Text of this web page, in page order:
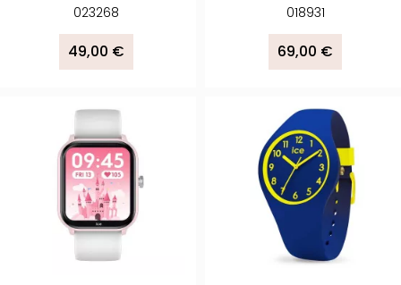
023268
49,00 €
018931
69,00 €